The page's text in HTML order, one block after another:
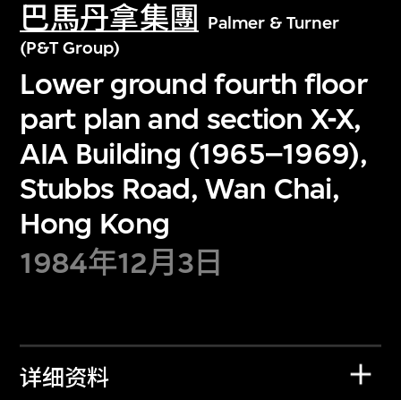
巴馬丹拿集團
Palmer & Turner
(P&T Group)
Lower ground fourth floor
part plan and section X-X,
AIA Building (1965–1969),
Stubbs Road, Wan Chai,
Hong Kong
1984年12月3日
详细资料